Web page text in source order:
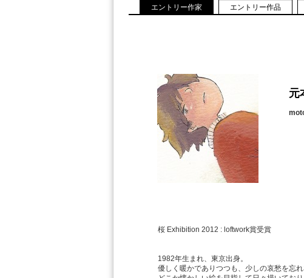
エントリー作家 エントリー作品
元
桜 Exhibition 2012 : loftwork賞受賞
1982年生まれ、東京出身。
優しく暖かでありつつも、少しの哀愁を忘